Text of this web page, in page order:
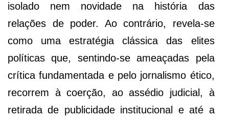
isolado nem novidade na história das
relações de poder. Ao contrário, revela-se
como uma estratégia clássica das elites
políticas que, sentindo-se ameaçadas pela
crítica fundamentada e pelo jornalismo ético,
recorrem à coerção, ao assédio judicial, à
retirada de publicidade institucional e até a